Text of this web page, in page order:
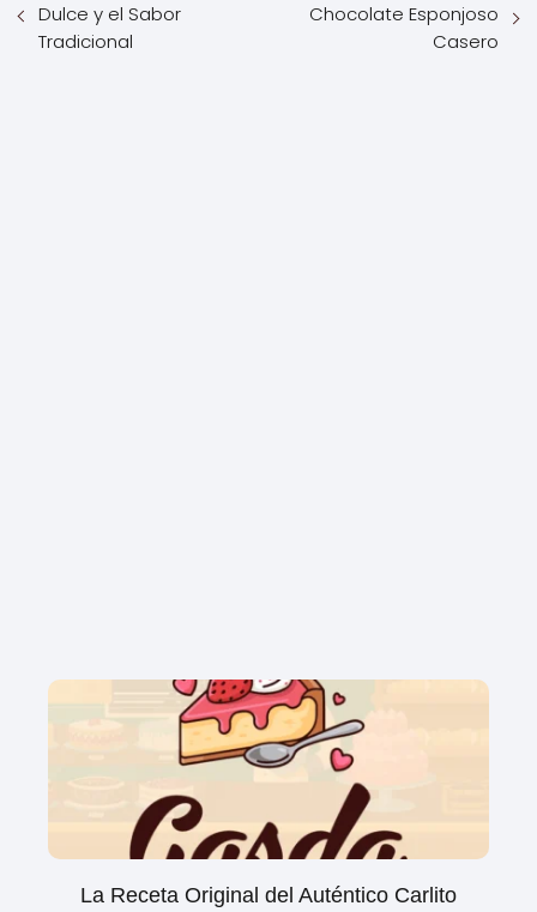
Dulce y el Sabor
Tradicional
Chocolate Esponjoso
Casero
La Receta Original del Auténtico Carlito